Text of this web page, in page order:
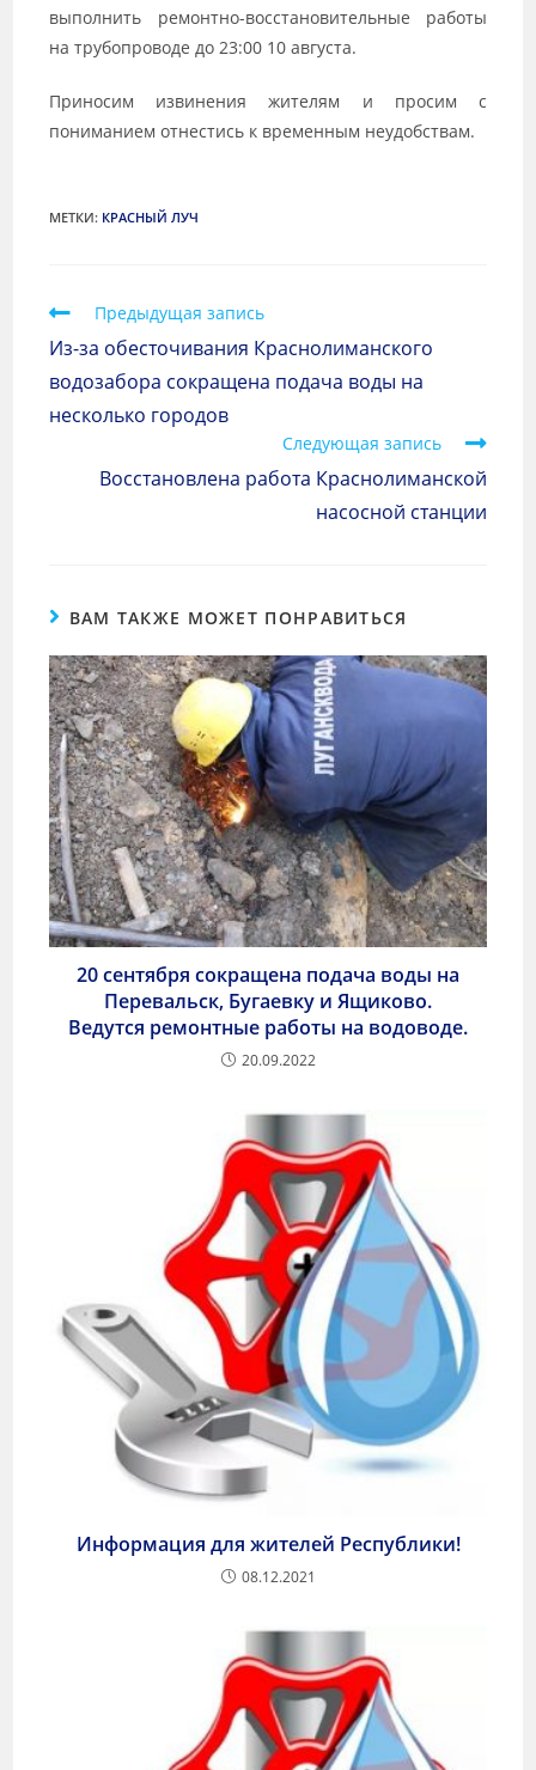
выполнить ремонтно-восстановительные работы
на трубопроводе до 23:00 10 августа.
Приносим извинения жителям и просим с
пониманием отнестись к временным неудобствам.
МЕТКИ: КРАСНЫЙ ЛУЧ
Предыдущая запись
Из-за обесточивания Краснолиманского
водозабора сокращена подача воды на
несколько городов
Следующая запись
Восстановлена работа Краснолиманской
насосной станции
ВАМ ТАКЖЕ МОЖЕТ ПОНРАВИТЬСЯ
20 сентября сокращена подача воды на
Перевальск, Бугаевку и Ящиково.
Ведутся ремонтные работы на водоводе.
20.09.2022
Информация для жителей Республики!
08.12.2021